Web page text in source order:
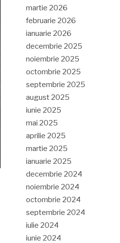
martie 2026
februarie 2026
ianuarie 2026
decembrie 2025
noiembrie 2025
octombrie 2025
septembrie 2025
august 2025
iunie 2025
mai 2025
aprilie 2025
martie 2025
ianuarie 2025
decembrie 2024
noiembrie 2024
octombrie 2024
septembrie 2024
iulie 2024
iunie 2024